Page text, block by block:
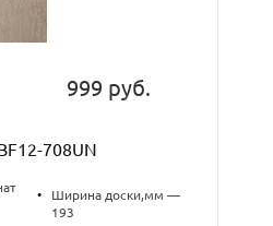
999 руб.
708UN
•
Ширина доски,мм —
193